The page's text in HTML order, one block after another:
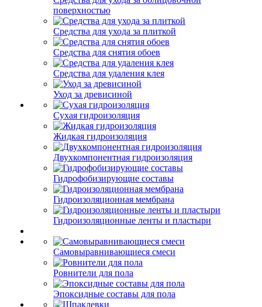
поверхностью
Средства для ухода за плиткой
Средства для снятия обоев
Средства для удаления клея
Уход за древисиной
Сухая гидроизоляция
Жидкая гидроизоляция
Двухкомпонентная гидроизоляция
Гидрофобизирующие составы
Гидроизоляционная мембрана
Гидроизоляционные ленты и пластыри
Самовыравнивающиеся смеси
Ровнители для пола
Эпоксидные составы для пола